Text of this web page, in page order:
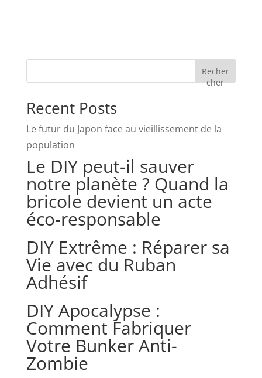
Recher
cher
Recent Posts
Le futur du Japon face au vieillissement de la
population
Le DIY peut-il sauver
notre planète ? Quand la
bricole devient un acte
éco-responsable
DIY Extrême : Réparer sa
Vie avec du Ruban
Adhésif
DIY Apocalypse :
Comment Fabriquer
Votre Bunker Anti-
Zombie